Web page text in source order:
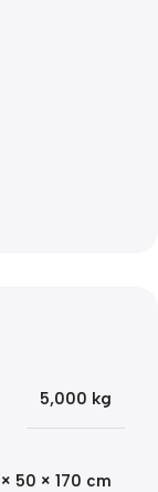
5,000 kg
50 × 170 cm